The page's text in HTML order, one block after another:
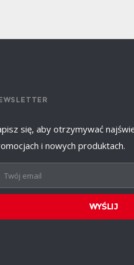
się, aby otrzymywać
i nowych produktach.
WYŚLIJ